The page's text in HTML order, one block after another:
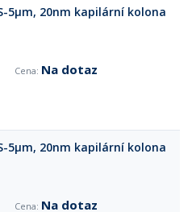
5µm, 20nm kapilární kolona
Na dotaz
5µm, 20nm kapilární kolona
Na dotaz